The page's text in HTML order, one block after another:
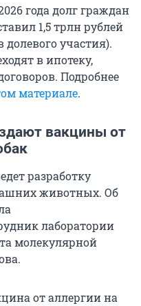
года долг граждан
1,5 трлн рублей
долевого участия).
в ипотеку,
Подробнее
материале.
вакцины от
разработку
животных. Об
лаборатории
молекулярной
от аллергии на